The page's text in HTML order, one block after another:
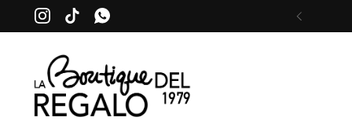
Passa ai contenuti
Instagram
TikTokWhatsApp